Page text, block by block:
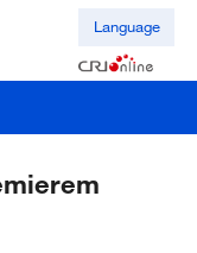
Language